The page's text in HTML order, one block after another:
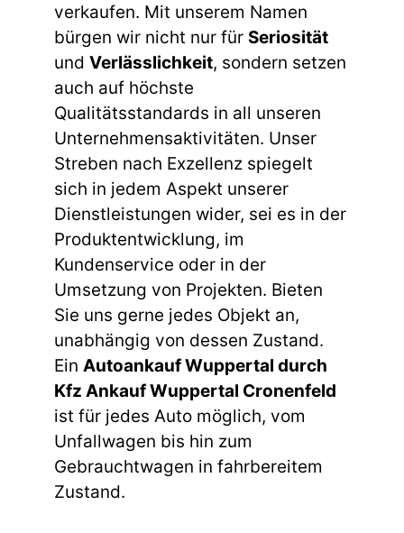
verkaufen. Mit unserem Namen
bürgen wir nicht nur für Seriosität
und Verlässlichkeit, sondern setzen
auch auf höchste
Qualitätsstandards in all unseren
Unternehmensaktivitäten. Unser
Streben nach Exzellenz spiegelt
sich in jedem Aspekt unserer
Dienstleistungen wider, sei es in der
Produktentwicklung, im
Kundenservice oder in der
Umsetzung von Projekten. Bieten
Sie uns gerne jedes Objekt an,
unabhängig von dessen Zustand.
Ein Autoankauf Wuppertal durch
Kfz Ankauf Wuppertal Cronenfeld
ist für jedes Auto möglich, vom
Unfallwagen bis hin zum
Gebrauchtwagen in fahrbereitem
Zustand.